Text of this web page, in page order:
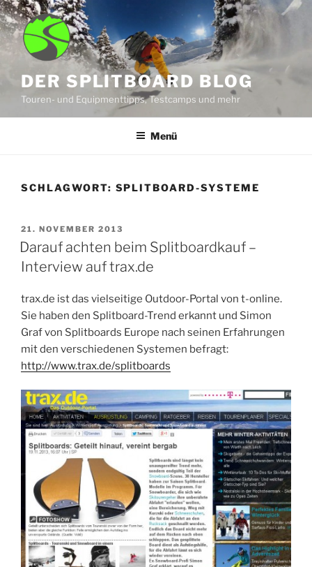
Zum
Inhalt
springen
DER SPLITBOARD BLOG
Touren- und Equipmenttipps, Testcamps und mehr
Menü
SCHLAGWORT: SPLITBOARD-SYSTEME
VERÖFFENTLICHT
AM
21. NOVEMBER 2013
Darauf achten beim Splitboardkauf –
Interview auf trax.de
trax.de ist das vielseitige Outdoor-Portal von t-online.
Sie haben den Splitboard-Trend erkannt und Simon
Graf von Splitboards Europe nach seinen Erfahrungen
mit den verschiedenen Systemen befragt:
http://www.trax.de/splitboards